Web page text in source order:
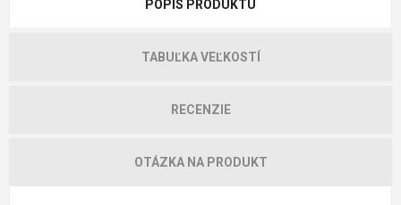
POPIS PRODUKTU
TABUĽKA VEĽKOSTÍ
RECENZIE
OTÁZKA NA PRODUKT